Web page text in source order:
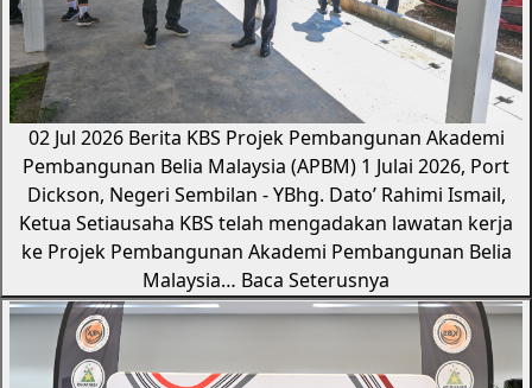
02 Jul 2026 Berita KBS Projek Pembangunan Akademi
Pembangunan Belia Malaysia (APBM) 1 Julai 2026, Port
Dickson, Negeri Sembilan - YBhg. Dato’ Rahimi Ismail,
Ketua Setiausaha KBS telah mengadakan lawatan kerja
ke Projek Pembangunan Akademi Pembangunan Belia
Malaysia… Baca Seterusnya